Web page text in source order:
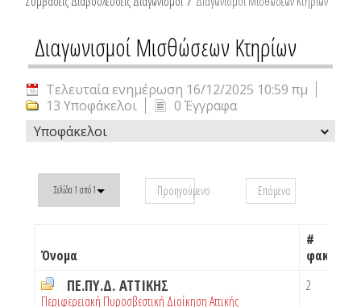
Διαγωνισμοί Μισθώσεων Κτηρίων
Τελευταία ενημέρωση 16/12/2025 10:59 πμ
13 Υποφάκελοι
0 Έγγραφα
Υποφάκελοι
Σελίδα 1 από 1 Προηγούμενο Επόμενο
Όνομα
#
φακέλων
ΠΕ.ΠΥ.Δ. ΑΤΤΙΚΗΣ
Περιφερειακή Πυροσβεστική Διοίκηση Αττικής
2